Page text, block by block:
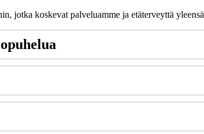
, jotka koskevat palveluamme ja etäterveyttä yleensä